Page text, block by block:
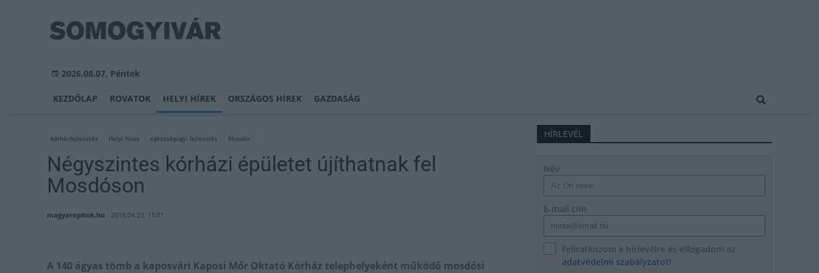
2026.08.07, Péntek
KEZDŐLAP ROVATOK HELYI HÍREK ORSZÁGOS HÍREK GAZDASÁG
kórházfejlesztés Helyi hírek egészségügyi fejlesztés Mosdós
Négyszintes kórházi épületet újíthatnak fel
Mosdóson
magyarepitok.hu 2018.04.23. 11:01
A 140 ágyas tömb a kaposvári Kaposi Mór Oktató Kórház telephelyeként működő mosdósi
HÍRLEVÉL
Név
E-mail cím
Feliratkozom a hírlevélre és elfogadom az
adatvédelmi szabályzatot!